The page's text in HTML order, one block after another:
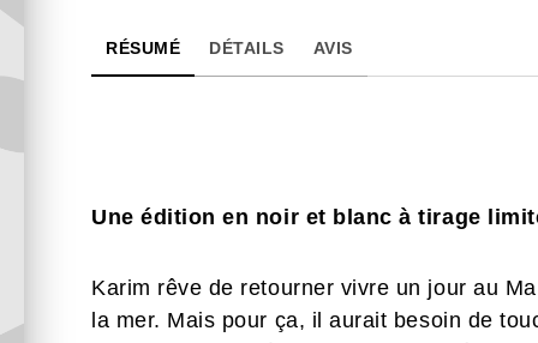
RÉSUMÉ DÉTAILS AVIS
Une édition en noir et blanc à tirage
Karim rêve de retourner vivre un jour au
la mer. Mais pour ça, il aurait besoin de